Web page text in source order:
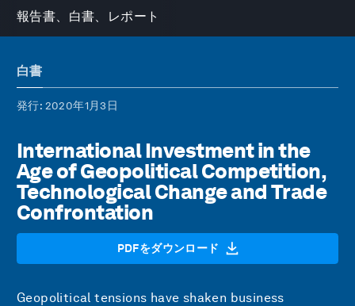
報告書、白書、レポート
白書
発行: 2020年1月3日
International Investment in the
Age of Geopolitical Competition,
Technological Change and Trade
Confrontation
PDFをダウンロード
Geopolitical tensions have shaken business